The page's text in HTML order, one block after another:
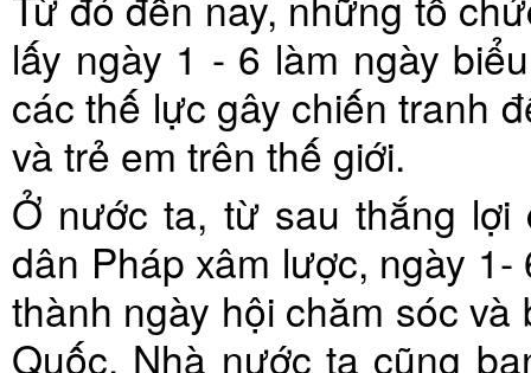
lấy ngày 1 - 6 làm ngày
các thế lực gây chiến tranh
và trẻ em trên thế giới.
Ở nước ta, từ sau thắng lợi
dân Pháp xâm lược, ngày
thành ngày hội chăm sóc
Quốc. Nhà nước ta cũng